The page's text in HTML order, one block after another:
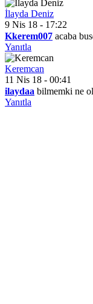
İlayda Deniz
9 Nis 18 - 17:22
Kkerem007 acaba
Yanıtla
Keremcan
11 Nis 18 - 00:41
ilaydaa bilmemki ne
Yanıtla